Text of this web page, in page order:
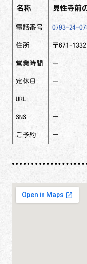
名称 見性寺前
電話番号 0793-24-
住所 〒671-
営業時間 ー
定休日 ー
URL ー
SNS ー
ご予約 ー